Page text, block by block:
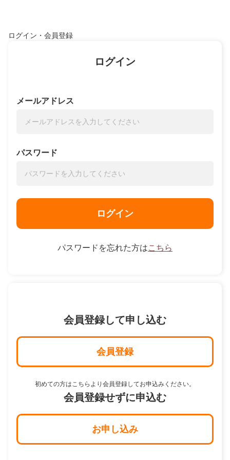
ログイン・会員登録
ログイン
メールアドレス
パスワード
ログイン
パスワードを忘れた方はこちら
会員登録して申し込む
会員登録
初めての方はこちらより会員登録してお申込みください。
会員登録せずに申込む
お申し込み